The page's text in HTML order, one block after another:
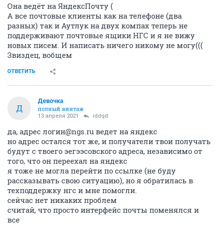
Она ведёт на ЯндексПочту (
А все почтовые клиенты как на телефоне (два
разных) так и Аутлук на двух компах теперь не
поддерживают почтовые ящики НГС и я не вижу
новых писем. И написать ничего никому не могу(((
Звиздец, вобщем
ОТВЕТИТЬ
Д
Девочка
полный винтаж
13 апреля 2021 iddqd
да, адрес логин@ngs.ru ведет на яндекс
но адрес остался тот же, и получатели твои получать
будут с твоего эегээсовского адреса, независимо от
того, что он переехал на яндекс
я тоже не могла перейти по ссылке (не буду
рассказывать свою ситуацию), но я обратилась в
техподдержку нгс и мне помогли.
сейчас нет никаких проблем
считай, что просто интерфейс почты поменялся и
все